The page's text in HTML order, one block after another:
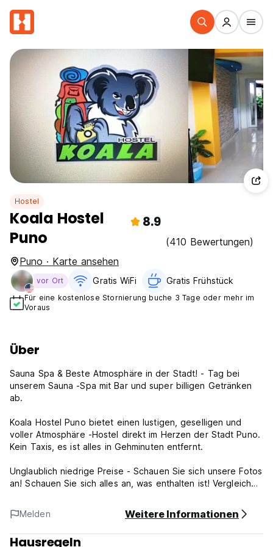
Hostel
Koala Hostel
Puno
8.9
(410 Bewertungen)
Puno · Karte ansehen
vor Ort Gratis WiFi Gratis Frühstück
Für eine kostenlose Stornierung buche 3 Tage oder mehr im
Voraus
Über
Sauna Spa & Beste Atmosphäre in der Stadt! - Tag bei
unserem Sauna -Spa mit Bar und super billigen Getränken
ab.
Koala Hostel Puno bietet einen lustigen, geselligen und
voller Atmosphäre -Hostel direkt im Herzen der Stadt Puno.
Kein Taxis, es ist alles in Gehminuten entfernt.
Unglaublich niedrige Preise - Schauen Sie sich unsere Fotos
an! Schauen Sie sich alles an, was enthalten ist! Vergleichen
das beste Preis -Leistungs -Verhältnis in Puno mit
Luxusunterkünften und unserem eigenen Sauna -Spa zu
Backpacker -Preisen.
Melden Weitere Informationen
Hausregeln